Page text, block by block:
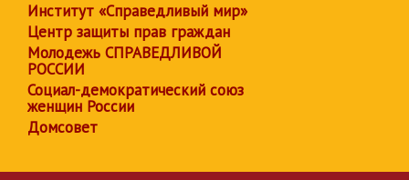
Институт «Справедливый мир»
Центр защиты прав граждан
Молодежь СПРАВЕДЛИВОЙ
РОССИИ
Социал-демократический союз
женщин России
Домсовет